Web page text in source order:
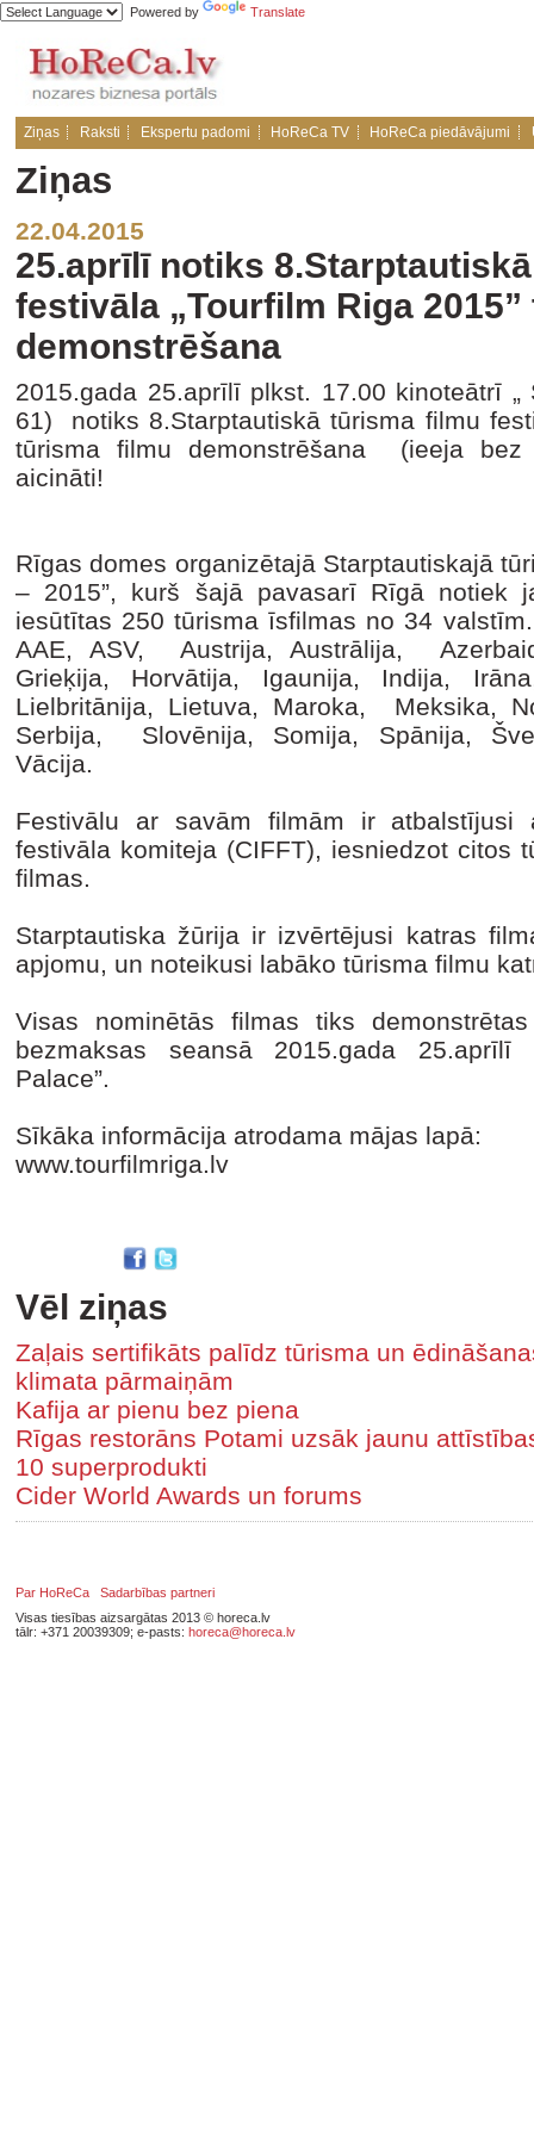
Powered by Translate
Ziņas Raksti Ekspertu padomi HoReCa TV HoReCa piedāvājumi
Ziņas
22.04.2015
25.aprīlī notiks
festivāla „Tourfilm Riga
demonstrēšana
2015.gada 25.aprīlī plkst. 17.00 kinoteātrī „
61) notiks 8.Starptautiskā tūrisma filmu
tūrisma filmu demonstrēšana (ieeja
aicināti!
Rīgas domes organizētajā Starptautiskajā
– 2015”, kurš šajā pavasarī Rīgā notiek
iesūtītas 250 tūrisma īsfilmas no 34
AAE, ASV, Austrija, Austrālija,
Grieķija, Horvātija, Igaunija, Indija,
Lielbritānija, Lietuva, Maroka, Meksika,
Serbija, Slovēnija, Somija, Spānija,
Vācija.
Festivālu ar savām filmām ir atbalstījusi
festivāla komiteja (CIFFT), iesniedzot citos
filmas.
Starptautiska žūrija ir izvērtējusi katras
apjomu, un noteikusi labāko tūrisma filmu
Visas nominētās filmas tiks
bezmaksas seansā 2015.gada 25.aprīlī
Palace”.
Sīkāka informācija atrodama mājas lapā:
www.tourfilmriga.lv
Vēl ziņas
Zaļais sertifikāts palīdz tūrisma un
klimata pārmaiņām
Kafija ar pienu bez piena
Rīgas restorāns Potami uzsāk jaunu
10 superprodukti
Cider World Awards un forums
Par HoReCa
Sadarbības partneri
Visas tiesības aizsargātas 2013 © horeca.lv
tālr: +371 20039309; e-pasts: horeca@horeca.lv